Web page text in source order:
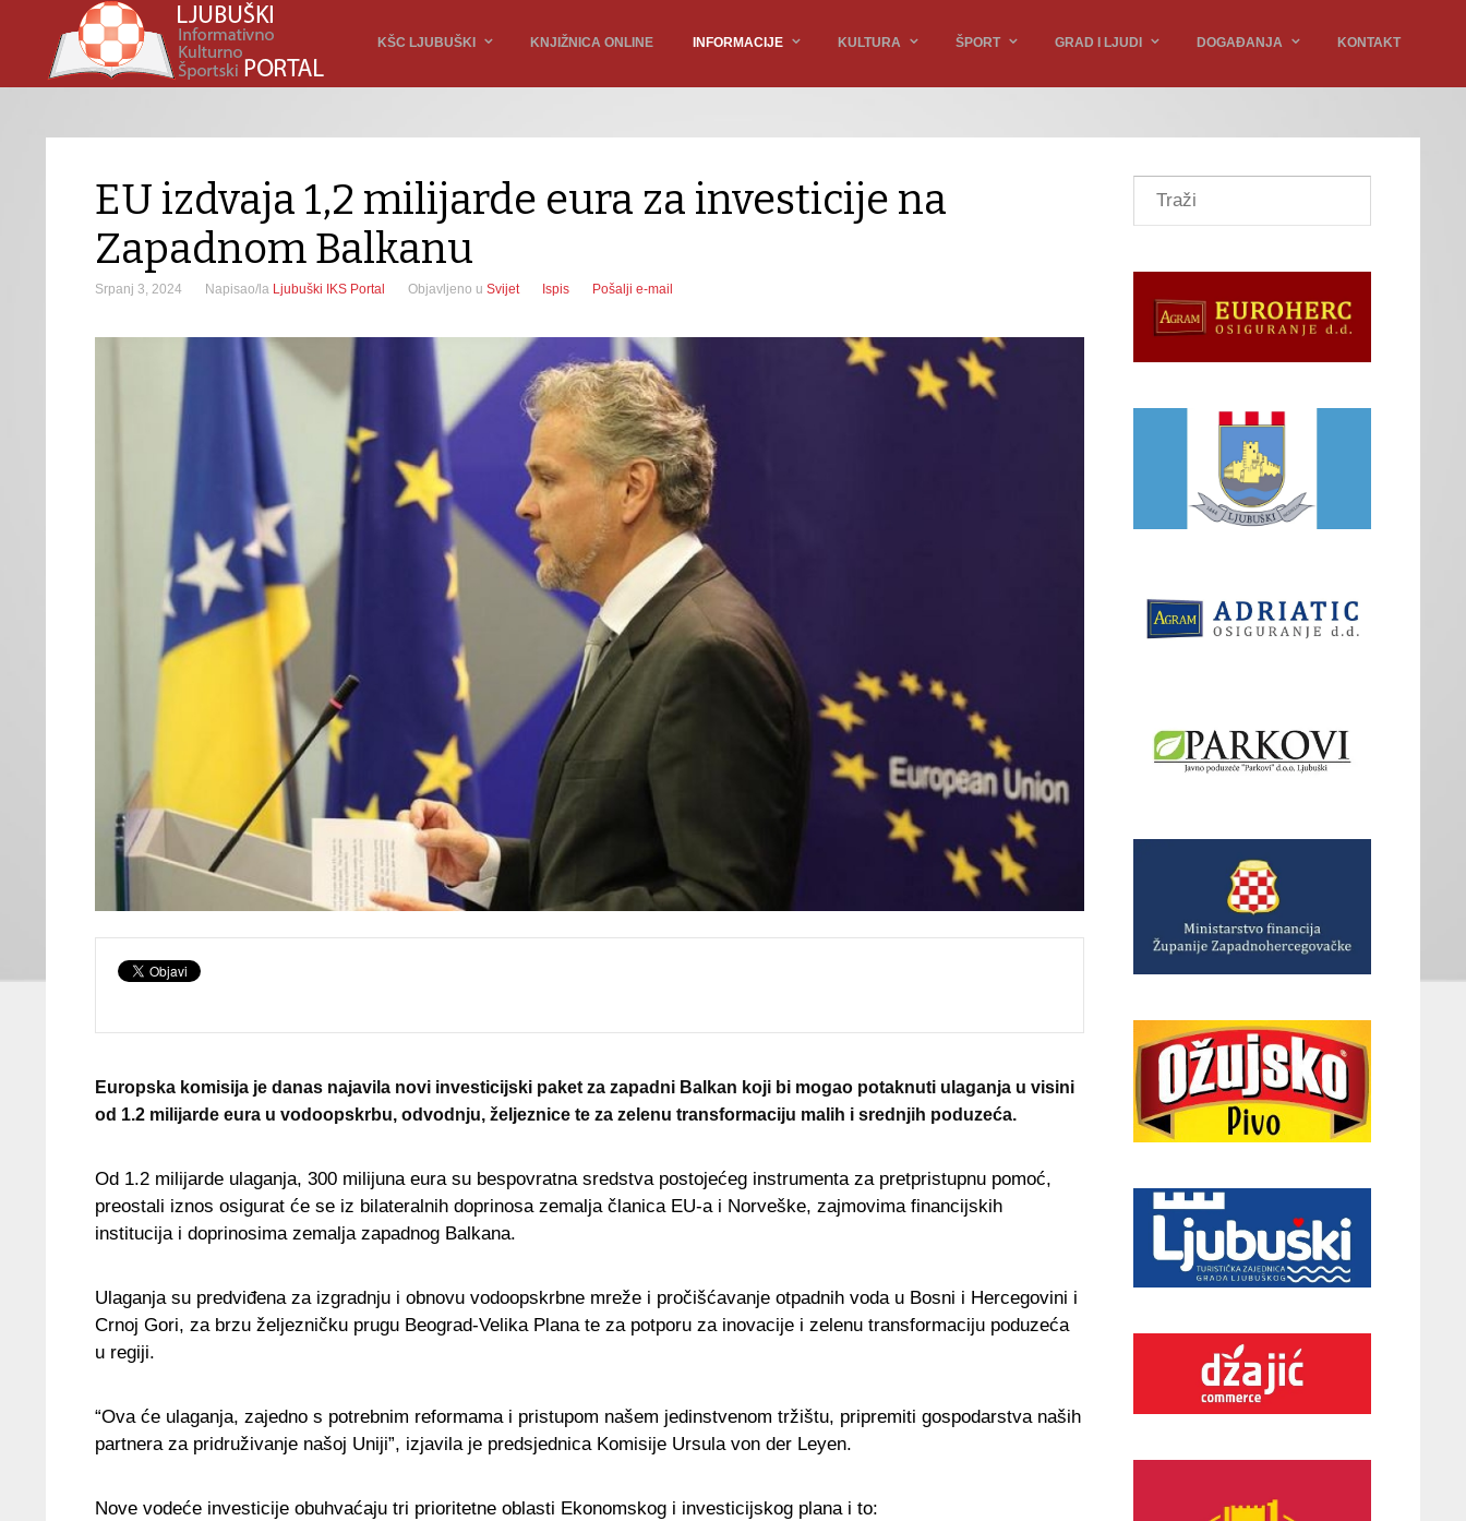
KŠC LJUBUŠKI KNJIŽNICA ONLINE INFORMACIJE KULTURA ŠPORT GRAD I LJUDI DOGAĐANJA KONTAKT
EU izdvaja 1,2 milijarde eura za investicije na
Zapadnom Balkanu
Srpanj 3, 2024 Napisao/la Ljubuški IKS Portal Objavljeno u Svijet Ispis Pošalji e-mail
Europska komisija je danas najavila novi investicijski paket za zapadni Balkan koji bi mogao potaknuti ulaganja u visini
od 1.2 milijarde eura u vodoopskrbu, odvodnju, željeznice te za zelenu transformaciju malih i srednjih poduzeća.
Od 1.2 milijarde ulaganja, 300 milijuna eura su bespovratna sredstva postojećeg instrumenta za pretpristupnu pomoć,
preostali iznos osigurat će se iz bilateralnih doprinosa zemalja članica EU-a i Norveške, zajmovima financijskih
institucija i doprinosima zemalja zapadnog Balkana.
Ulaganja su predviđena za izgradnju i obnovu vodoopskrbne mreže i pročišćavanje otpadnih voda u Bosni i Hercegovini i
Crnoj Gori, za brzu željezničku prugu Beograd-Velika Plana te za potporu za inovacije i zelenu transformaciju poduzeća
u regiji.
“Ova će ulaganja, zajedno s potrebnim reformama i pristupom našem jedinstvenom tržištu, pripremiti gospodarstva naših
partnera za pridruživanje našoj Uniji”, izjavila je predsjednica Komisije Ursula von der Leyen.
Nove vodeće investicije obuhvaćaju tri prioritetne oblasti Ekonomskog i investicijskog plana i to: